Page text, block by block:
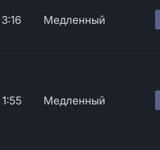
3:16 Медленный
1:55 Медленный